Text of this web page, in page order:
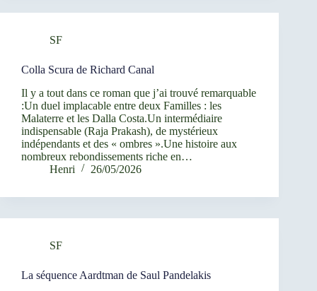
SF
Colla Scura de Richard Canal
Il y a tout dans ce roman que j’ai trouvé remarquable
:Un duel implacable entre deux Familles : les
Malaterre et les Dalla Costa.Un intermédiaire
indispensable (Raja Prakash), de mystérieux
indépendants et des « ombres ».Une histoire aux
nombreux rebondissements riche en…
Henri
26/05/2026
SF
La séquence Aardtman de Saul Pandelakis